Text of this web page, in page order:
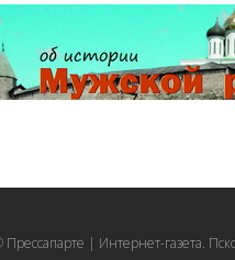
| Интернет-газета.